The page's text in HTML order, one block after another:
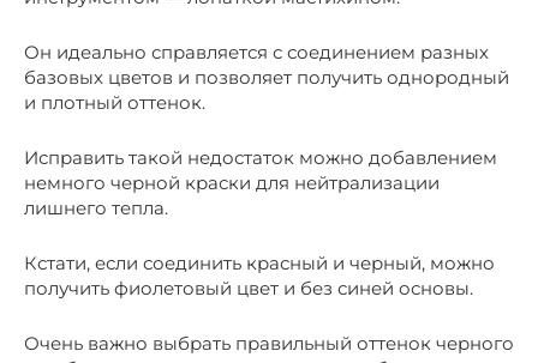
Он идеально справляется с соединением разных
базовых цветов и позволяет получить однородный
и плотный оттенок.
Исправить такой недостаток можно добавлением
немного черной краски для нейтрализации
лишнего тепла.
Кстати, если соединить красный и черный, можно
получить фиолетовый цвет и без синей основы.
Очень важно выбрать правильный оттенок черного